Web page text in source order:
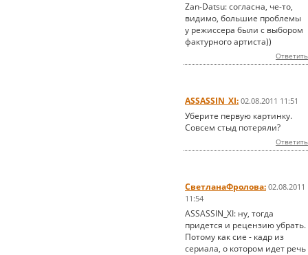
Zan-Datsu: согласна, че-то,
видимо, большие проблемы
у режиссера были с выбором
фактурного артиста))
Ответить
ASSASSIN_XI: 02.08.2011 11:51
Уберите первую картинку.
Совсем стыд потеряли?
Ответить
СветланаФролова: 02.08.2011
11:54
ASSASSIN_XI: ну, тогда
придется и рецензию убрать.
Потому как сие - кадр из
сериала, о котором идет речь